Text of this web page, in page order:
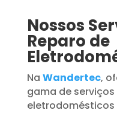
Nossos
Reparo de
Na Wandertec,
gama de